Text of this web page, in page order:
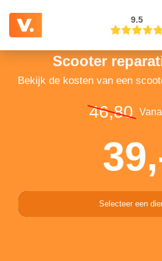
9.5
Scooter
Bekijk de kosten van een
46,80
Selecteer een